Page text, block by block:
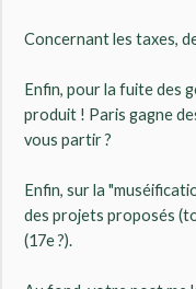
Concernant les taxes,
Enfin, pour la fuite des
produit ! Paris gagne
vous partir ?
Enfin, sur la
des projets proposés
(17e ?).